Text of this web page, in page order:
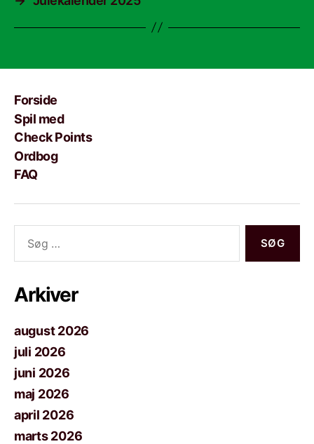
Forside
Spil med
Check Points
Ordbog
FAQ
efter:
Arkiver
august 2026
juli 2026
juni 2026
maj 2026
april 2026
marts 2026